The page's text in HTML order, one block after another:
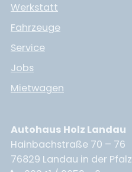
Werkstatt
Fahrzeuge
Service
Jobs
Mietwagen
Autohaus Holz Landau
Hainbachstraße 70 – 76
76829 Landau in der Pfalz